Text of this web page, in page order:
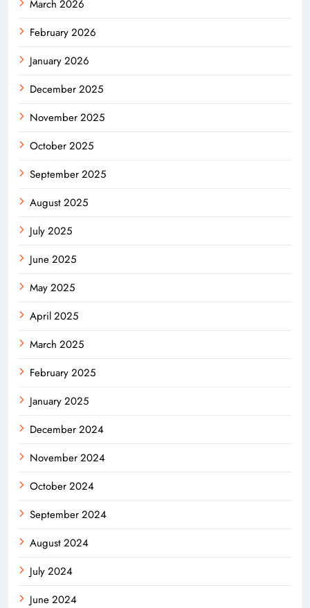
March 2026
February 2026
January 2026
December 2025
November 2025
October 2025
September 2025
August 2025
July 2025
June 2025
May 2025
April 2025
March 2025
February 2025
January 2025
December 2024
November 2024
October 2024
September 2024
August 2024
July 2024
June 2024